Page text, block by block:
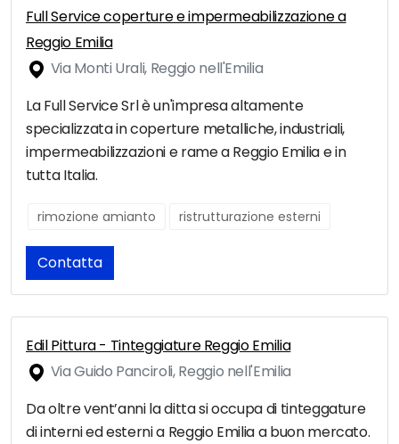
Full Service coperture e impermeabilizzazione a
Reggio Emilia
Via Monti Urali, Reggio nell'Emilia
La Full Service Srl è un'impresa altamente
specializzata in coperture metalliche, industriali,
impermeabilizzazioni e rame a Reggio Emilia e in
tutta Italia.
rimozione amianto ristrutturazione esterni
Contatta
Edil Pittura - Tinteggiature Reggio Emilia
Via Guido Panciroli, Reggio nell'Emilia
Da oltre vent’anni la ditta si occupa di tinteggature
di interni ed esterni a Reggio Emilia a buon mercato.